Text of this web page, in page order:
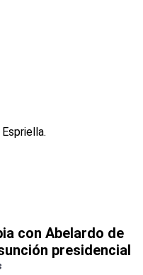
con Abelardo de
presidencial